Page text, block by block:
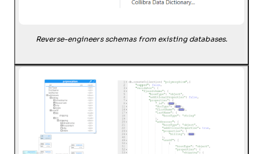
Reverse-engineers schemas from existing databases.